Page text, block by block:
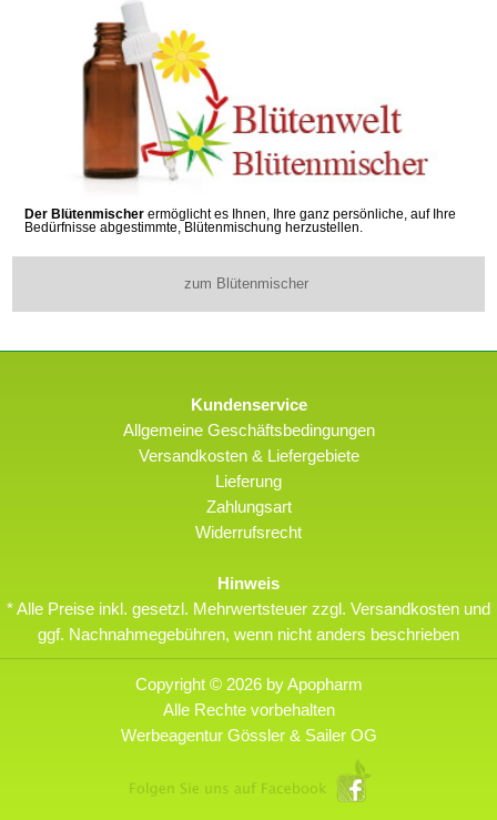
Der Blütenmischer ermöglicht es Ihnen, Ihre ganz persönliche, auf Ihre
Bedürfnisse abgestimmte, Blütenmischung herzustellen.
zum Blütenmischer
Kundenservice
Allgemeine Geschäftsbedingungen
Versandkosten & Liefergebiete
Lieferung
Zahlungsart
Widerrufsrecht
Hinweis
* Alle Preise inkl. gesetzl. Mehrwertsteuer zzgl. Versandkosten und
ggf. Nachnahmegebühren, wenn nicht anders beschrieben
Copyright © 2026 by Apopharm
Alle Rechte vorbehalten
Werbeagentur Gössler & Sailer OG